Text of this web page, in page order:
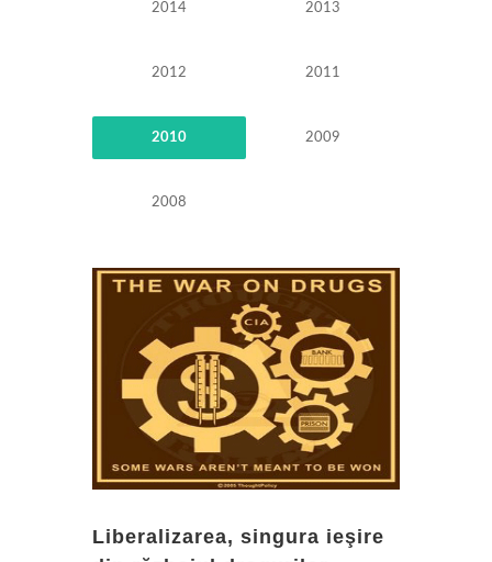
2014 2013
2012 2011
2010 2009
2008
Liberalizarea, singura ieşire